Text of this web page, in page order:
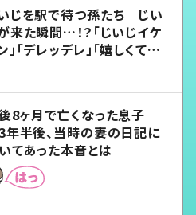
じを駅で待つ孫たち じい
来た瞬間…！？「じいじイケ
」「デレッデレ」「嬉しくて可
8ヶ月で亡くなった息子
年半後、当時の妻の日記に
てあった本音とは